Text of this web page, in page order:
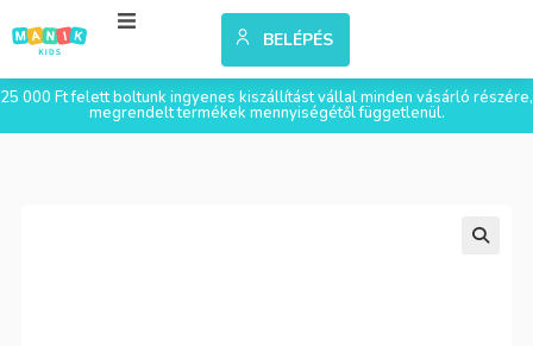
BELÉPÉS
25 000 Ft felett boltunk ingyenes kiszállítást vállal minden vásárló részére,
megrendelt termékek mennyiségétől függetlenül.